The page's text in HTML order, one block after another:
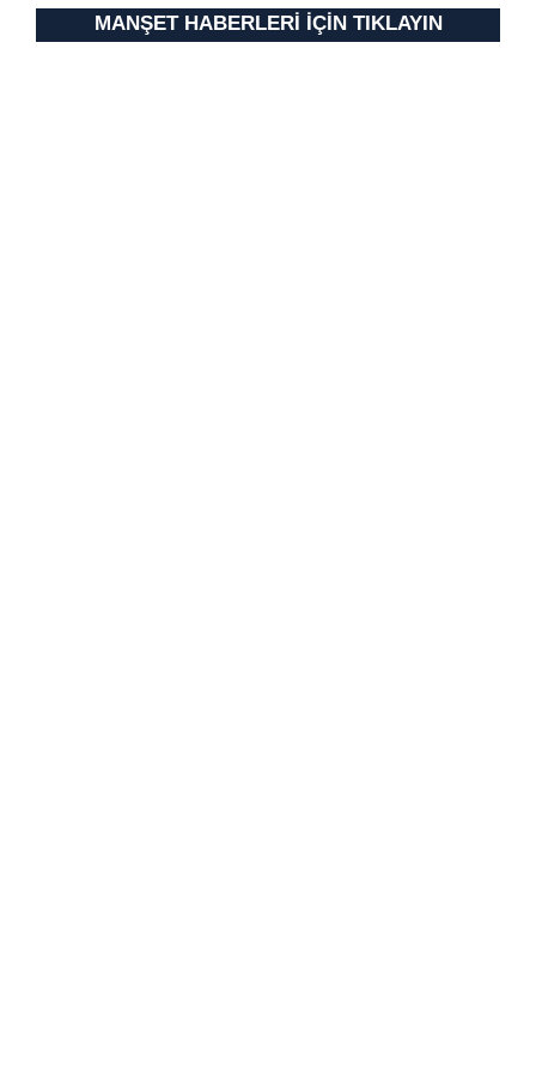
Metnimiziziyaret edebilirsiniz.
MANŞET HABERLERİ İÇİN TIKLAYIN